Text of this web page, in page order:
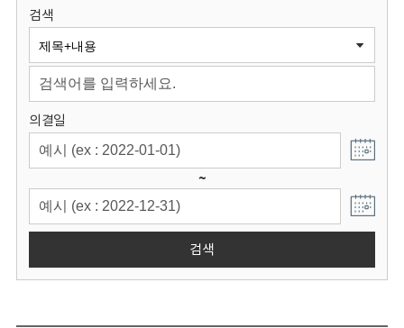
원
회
검색
의결일
~
검색